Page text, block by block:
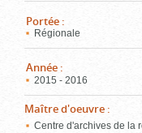
Portée :
Régionale
Année :
2015 - 2016
Maître d'oeuvre :
Centre d'archives de la